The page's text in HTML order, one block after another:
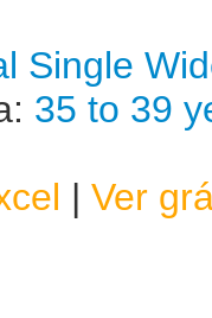
Single
35 to 39
| Ver